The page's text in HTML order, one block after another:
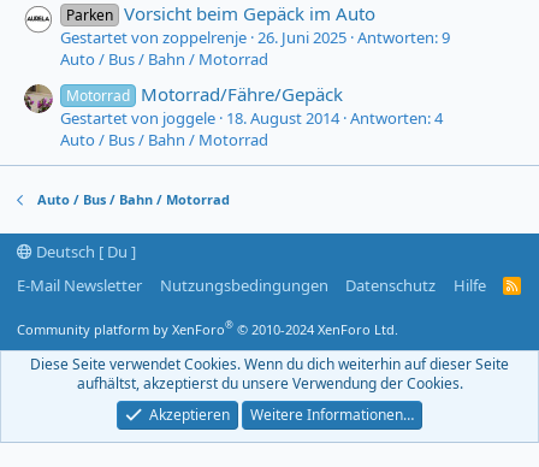
Parken Vorsicht beim Gepäck im Auto
Gestartet von zoppelrenje 26. Juni 2025 Antworten: 9
Auto / Bus / Bahn / Motorrad
Motorrad Motorrad/Fähre/Gepäck
Gestartet von joggele 18. August 2014 Antworten: 4
Auto / Bus / Bahn / Motorrad
Auto / Bus / Bahn / Motorrad
Deutsch [ Du ]
E-Mail Newsletter
Nutzungsbedingungen Datenschutz Hilfe
R
S
F
Community platform by XenForo® © 2010-2024 XenForo Ltd.
Diese Seite verwendet Cookies. Wenn du dich weiterhin auf dieser Seite
aufhältst, akzeptierst du unsere Verwendung der Cookies.
Akzeptieren
Weitere Informationen…